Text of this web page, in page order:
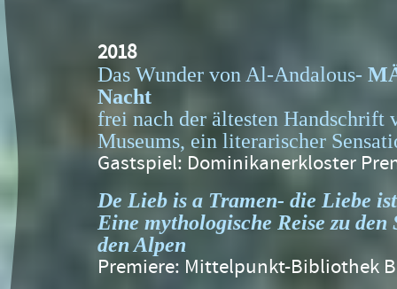
2018
Das Wunder von Al-Andalous-
Nacht
frei nach der ältesten Handschrift
Museums, ein literarischer
Gastspiel: Dominikanerkloster
De Lieb is a Tramen- die Liebe
Eine mythologische Reise zu
den Alpen
Premiere: Mittelpunkt-Bibliothek